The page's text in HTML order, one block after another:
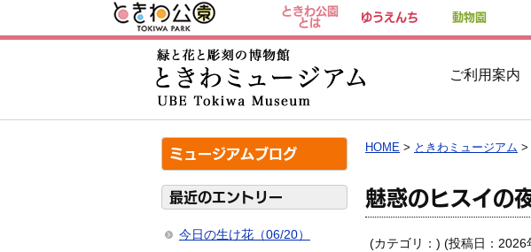
ときわ公園
とは
ゆうえんち 動物園
ご利用案内
HOME > ときわミュージアム >
魅惑のヒスイの
(カテゴリ： ) (投稿日：2026
ミュージアムブログ
最近のエントリー
今日の生け花（06/20）